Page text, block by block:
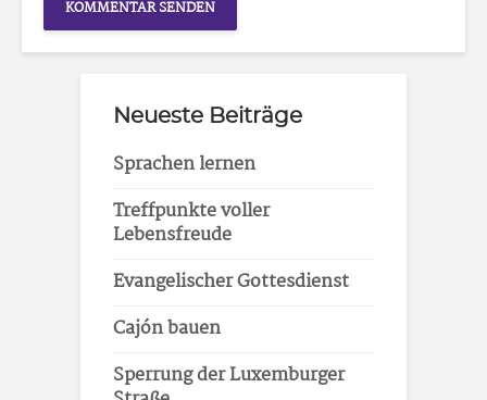
Neueste Beiträge
Sprachen lernen
Treffpunkte voller
Lebensfreude
Evangelischer Gottesdienst
Cajón bauen
Sperrung der Luxemburger